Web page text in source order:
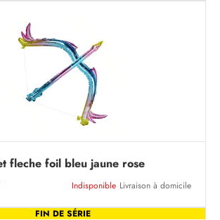
fleche foil bleu jaune rose
Indisponible Livraison à domicile
FIN DE SÉRIE